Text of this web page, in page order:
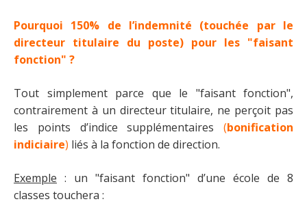
Pourquoi 150% de l’indemnité (touchée par le
directeur titulaire du poste) pour les "faisant
fonction" ?
Tout simplement parce que le "faisant fonction",
contrairement à un directeur titulaire, ne perçoit pas
les points d’indice supplémentaires (bonification
indiciaire) liés à la fonction de direction.
Exemple : un "faisant fonction" d’une école de 8
classes touchera :